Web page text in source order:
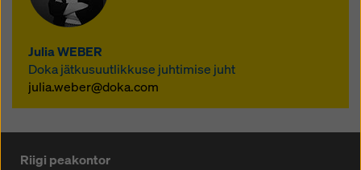
avalikult oma turupartneritega jaganud.
Güteschutzverband Betonschalungen
Europa e.V. (GSV) kokkulepe
miinimumstandardite kohta on
intensiivse koostöö tulemus
spetsiaalses töörühmas.
Julia WEBER
Doka jätkusuutlikkuse juhtimise juht
julia.weber@doka.com
Riigi peakontor